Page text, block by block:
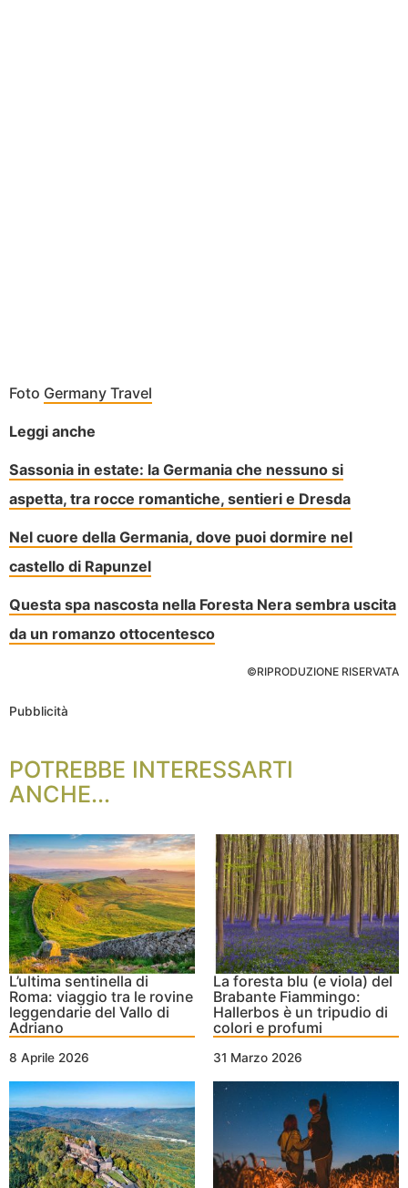
Foto Germany Travel
Leggi anche
Sassonia in estate: la Germania che nessuno si
aspetta, tra rocce romantiche, sentieri e Dresda
Nel cuore della Germania, dove puoi dormire nel
castello di Rapunzel
Questa spa nascosta nella Foresta Nera sembra uscita
da un romanzo ottocentesco
©RIPRODUZIONE RISERVATA
Pubblicità
POTREBBE INTERESSARTI
ANCHE...
L’ultima sentinella di
Roma: viaggio tra le rovine
leggendarie del Vallo di
Adriano
8 Aprile 2026
La foresta blu (e viola) del
Brabante Fiammingo:
Hallerbos è un tripudio di
colori e profumi
31 Marzo 2026